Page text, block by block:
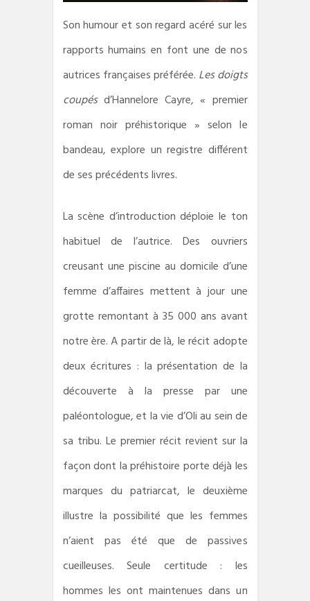
Son humour et son regard acéré sur les
rapports humains en font une de nos
autrices françaises préférée. Les doigts
coupésd’Hannelore Cayre, « premier
roman noir préhistorique » selon le
bandeau, explore un registre différent
de ses précédents livres.
La scène d’introduction déploie le ton
habituel de l’autrice. Des ouvriers
creusant une piscine au domicile d’une
femme d’affaires mettent à jour une
grotte remontant à 35 000 ans avant
notre ère. A partir de là, le récit adopte
deux écritures : la présentation de la
découverte à la presse par une
paléontologue, et la vie d’Oli au sein de
sa tribu. Le premier récit revient sur la
façon dont la préhistoire porte déjà les
marques du patriarcat, le deuxième
illustre la possibilité que les femmes
n’aient pas été que de passives
cueilleuses. Seule certitude : les
hommes les ont maintenues dans un